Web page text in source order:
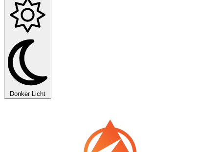
Donker Licht